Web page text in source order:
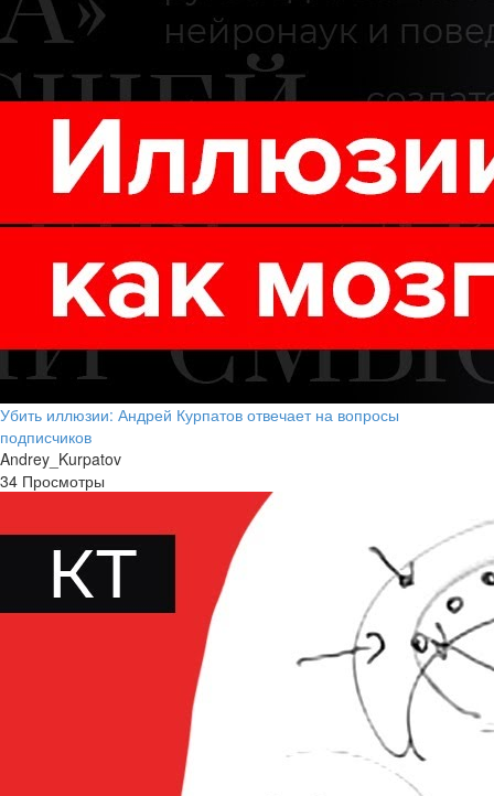
Убить иллюзии: Андрей Курпатов отвечает на вопросы
подписчиков
Andrey_Kurpatov
34 Просмотры